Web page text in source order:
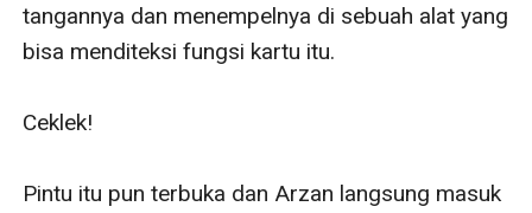
tangannya dan menempelnya di sebuah alat yang
bisa menditeksi fungsi kartu itu.
Ceklek!
Pintu itu pun terbuka dan Arzan langsung masuk